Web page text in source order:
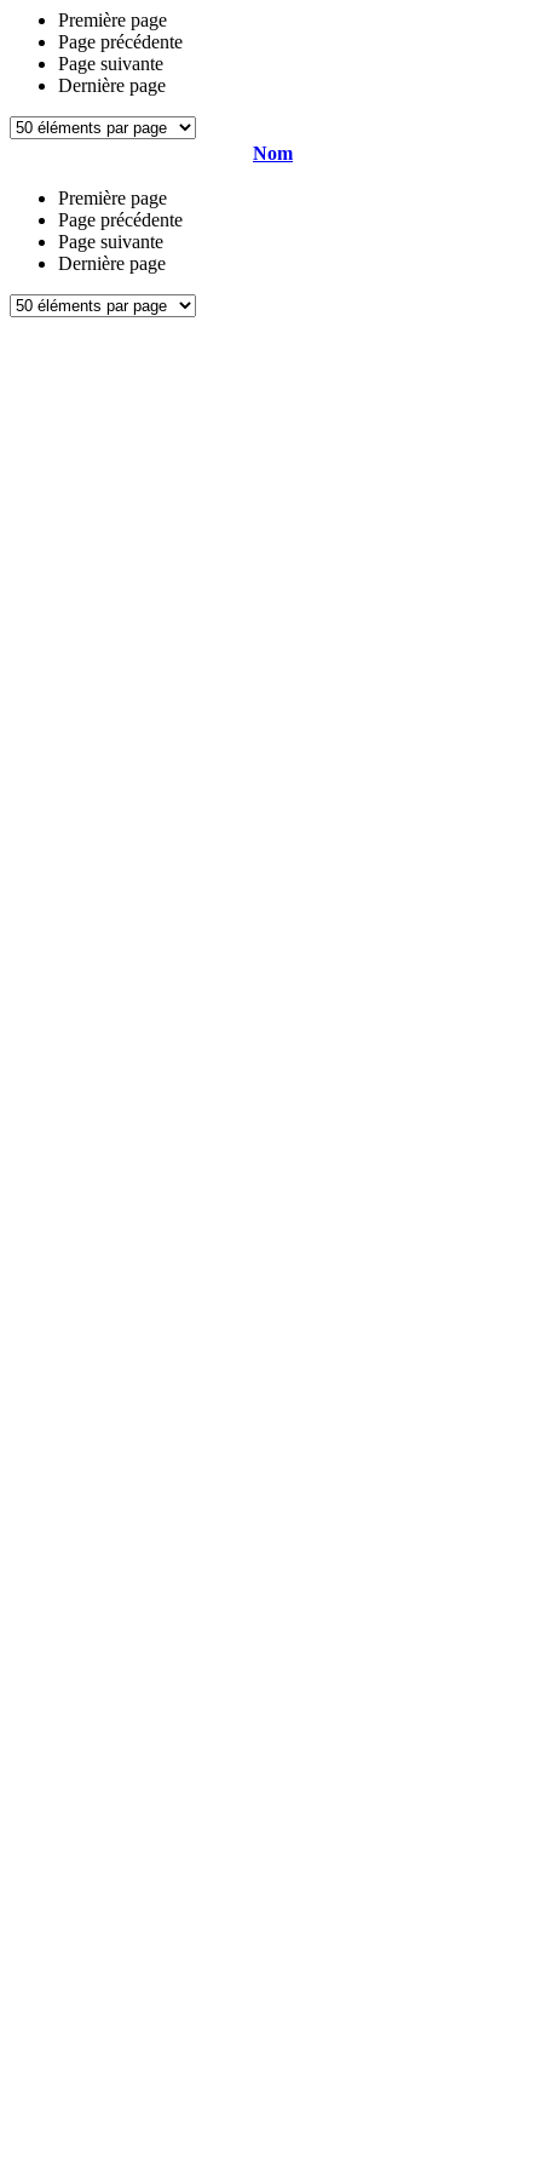
Première page
Page précédente
Page suivante
Dernière page
Nom
Première page
Page précédente
Page suivante
Dernière page